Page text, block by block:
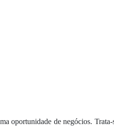
oportunidade de negócios.